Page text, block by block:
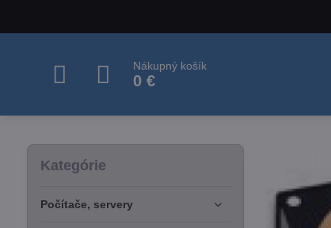
Nákupný košík
0 €
Kategórie
Počítače, servery